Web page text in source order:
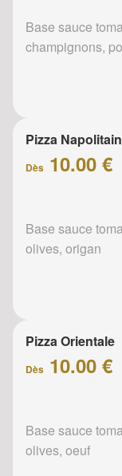
Base sauce
champignons,
Pizza
Dès 10.00 €
Base sauce
olives, origan
Pizza Orientale
Dès 10.00 €
Base sauce
olives, oeuf